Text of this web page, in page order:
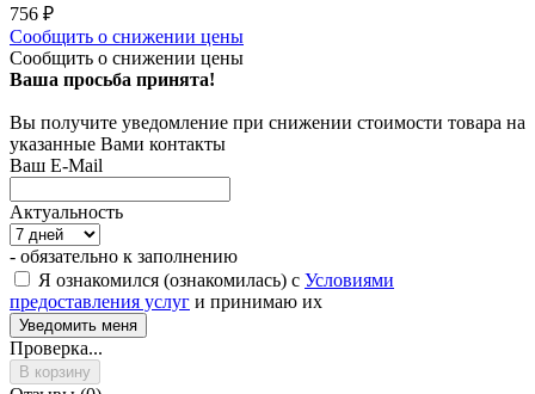
756 ₽
Сообщить о снижении цены
Сообщить о снижении цены
Ваша просьба принята!
Вы получите уведомление при снижении стоимости товара на
указанные Вами контакты
Ваш E-Mail
Актуальность
- обязательно к заполнению
Я ознакомился (ознакомилась) с Условиями
предоставления услуг и принимаю их
Проверка...
В корзину